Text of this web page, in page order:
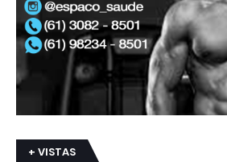
+ VISTAS